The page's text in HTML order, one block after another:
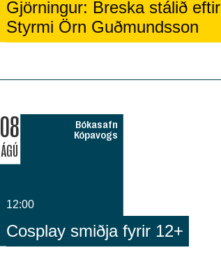
Gjörningur: Breska stálið eftir
Styrmi Örn Guðmundsson
08
ÁGÚ
Bókasafn
Kópavogs
12:00
Cosplay smiðja fyrir 12+